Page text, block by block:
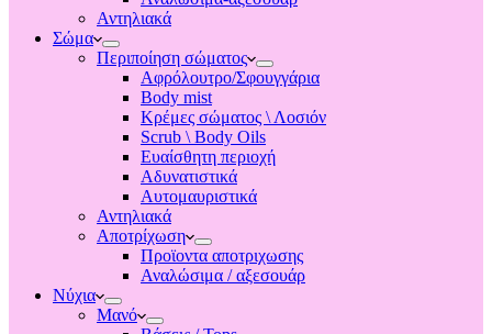
Αντηλιακά
Σώμα
Περιποίηση σώματος
Αφρόλουτρο/Σφουγγάρια
Body mist
Κρέμες σώματος \ Λοσιόν
Scrub \ Body Oils
Ευαίσθητη περιοχή
Αδυνατιστικά
Αυτομαυριστικά
Αντηλιακά
Αποτρίχωση
Προϊοντα αποτριχωσης
Αναλώσιμα / αξεσουάρ
Νύχια
Μανό